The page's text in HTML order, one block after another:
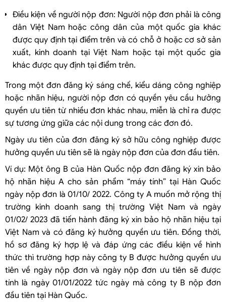
Điều kiện về người nộp đơn: Người nộp đơn phải là công
dân Việt Nam hoặc công dân của một quốc gia khác
được quy định tại điểm trên và có chỗ ở hoặc cơ sở sản
xuất, kinh doanh tại Việt Nam hoặc tại một quốc gia
khác được quy định tại điểm trên.
Trong một đơn đăng ký sáng chế, kiểu dáng công nghiệp
hoặc nhãn hiệu, người nộp đơn có quyền yêu cầu hưởng
quyền ưu tiên từ nhiều đơn khác nhau, miễn là chỉ ra được
sự tương ứng giữa các nội dung trong các đơn đó.
Ngày ưu tiên của đơn đăng ký sở hữu công nghiệp được
hưởng quyền ưu tiên sẽ là ngày nộp đơn của đơn đầu tiên.
Ví dụ: Một ông B của Hàn Quốc nộp đơn đăng ký xin bảo
hộ nhãn hiệu A cho sản phẩm “máy tính” tại Hàn Quốc
ngày nộp đơn là 01/10/ 2022. Công ty A muốn mở rộng thị
trường kinh doanh sang thị trường Việt Nam và ngày
01/02/ 2023 đã tiến hành đăng ký xin bảo hộ nhãn hiệu tại
Việt Nam và có đăng ký hưởng quyền ưu tiên. Đồng thời,
hồ sơ đăng ký hợp lệ và đáp ứng các điều kiện về hình
thức thì trường hợp này công ty B được hưởng quyền ưu
tiên về ngày nộp đơn và ngày nộp đơn ưu tiên sẽ được
tính là ngày 01/01/2022 tức ngày mà công ty B nộp đơn
đầu tiên tại Hàn Quốc.